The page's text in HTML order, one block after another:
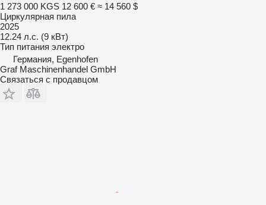
1 273 000 KGS 12 600 € ≈ 14 560 $
Циркулярная пила
2025
12.24 л.с. (9 кВт)
Тип питания электро
Германия, Egenhofen
Graf Maschinenhandel GmbH
Связаться с продавцом